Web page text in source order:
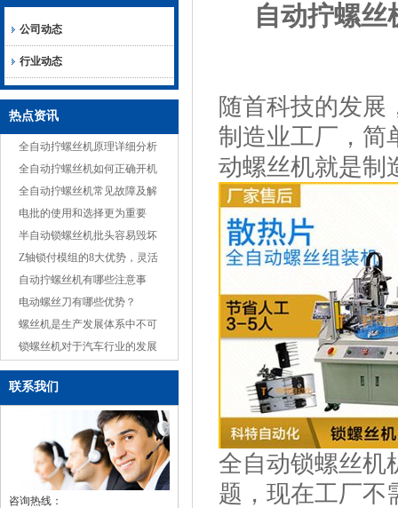
公司动态
行业动态
热点资讯
全自动拧螺丝机原理详细分析
全自动拧螺丝机如何正确开机
全自动拧螺丝机常见故障及解
决方案
电批的使用和选择更为重要
半自动锁螺丝机批头容易毁坏
的原因
Z轴锁付模组的8大优势，灵活
适应多种产品
自动拧螺丝机有哪些注意事
项？
电动螺丝刀有哪些优势？
螺丝机是生产发展体系中不可
或缺的机械设备
锁螺丝机对于汽车行业的发展
联系我们
咨询热线：
自动拧螺
随首科技的发展
制造业工厂，简
动螺丝机就是制
全自动锁螺丝机
题，现在工厂不